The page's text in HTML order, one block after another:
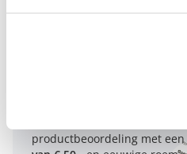
1
productbeoordeling met een